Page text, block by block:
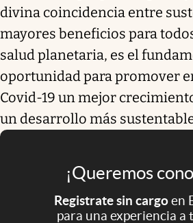
divina coincidencia entre
mayores beneficios para
salud planetaria, es el
oportunidad para promover
Covid-19 un mejor
un desarrollo más
¡Queremos
Registrate sin cargoen
para una experiencia a